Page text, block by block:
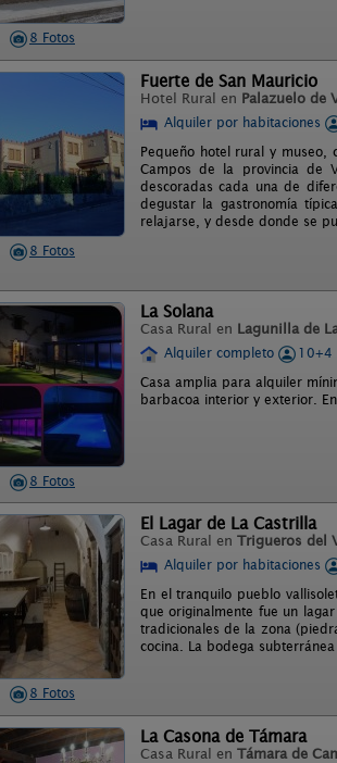
8 Fotos
8 Fotos
Fuerte de San Mauricio
Hotel Rural en Palazuelo de
Alquiler por habitaciones
Pequeño hotel rural y
Campos de la provincia de
descoradas cada una de
degustar la gastronomía
relajarse, y desde donde se
8 Fotos
La Solana
Casa Rural en Lagunilla de
Alquiler completo
10+4
Casa amplia para alquiler
barbacoa interior y exterior.
8 Fotos
El Lagar de La Castrilla
Casa Rural en Trigueros del
Alquiler por habitaciones
En el tranquilo pueblo
que originalmente fue un
tradicionales de la zona
cocina. La bodega
La Casona de Támara
Casa Rural en Támara de